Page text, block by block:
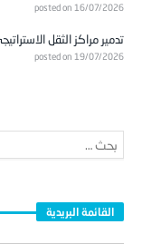
posted on 16/07/2026
تدمير مراكز الثقل
posted on 19/07/2026
القائمة البريدية